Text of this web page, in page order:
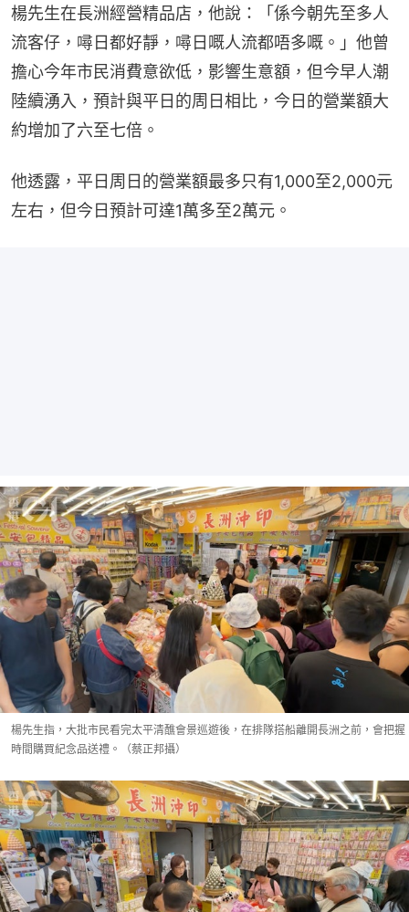
楊先生在長洲經營精品店，他說：「係今朝先至多人
流客仔，噚日都好靜，噚日嘅人流都唔多嘅。」他曾
擔心今年市民消費意欲低，影響生意額，但今早人潮
陸續湧入，預計與平日的周日相比，今日的營業額大
約增加了六至七倍。
他透露，平日周日的營業額最多只有1,000至2,000元
左右，但今日預計可達1萬多至2萬元。
楊先生指，大批市民看完太平清醮會景巡遊後，在排隊搭船離開長洲之前，會把握
時間購買紀念品送禮。（蔡正邦攝）